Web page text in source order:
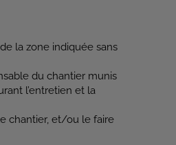
la zone indiquée sans
du chantier munis
l’entretien et la
chantier, et/ou le faire